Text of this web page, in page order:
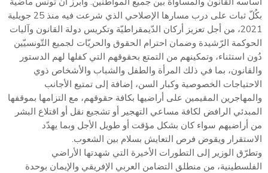
بكُلّ ثبات على درب مسارها الإصلاحي الذي شرعت فيه منذ 25 جويلية
2021، من أجل تعزيز أركان الدّيمقراطيّة وتكريس دولة القانون وآليات
الحوكمة الرّشيدة وضمان احترام الحقوق والحريّات لجميع التّونسيّين
دُون استثناء، وتمكينهم من التمتع بحقوقهم التي كفلها لهم الدستور
والقانون، بما في ذلك المرأة والطفل والشباب والأشخاص ذوي
الاحتياجات الخصوصية وكبار السن، إضافة إلى تمتيع الأجانب
والمهاجرين المقيمين على أراضيها بكافة حقوقهم، مع التزامها بموقفها
المبدئي الرافض لكافة مساعي التهجير أو تشجيع نقل أو اقتلاع البشر
من أراضيهم سواء كان بشكل مؤقت أو طويل الأجل وبما يهدّد
الاستقرار ويقوض فرص التعايش بسلام بين الشعوب.
وتطرّق الوزير إلى التطورات الأخيرة التي شهدتها الأراضي
الفلسطينية، من منطلق التضامن العربي الإفريقي والإيمان بوحدة